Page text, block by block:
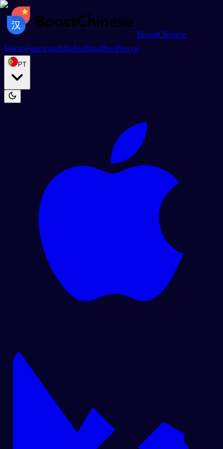
BoostChinese
InícioFuncionalidadesBaralhosPreços
PT